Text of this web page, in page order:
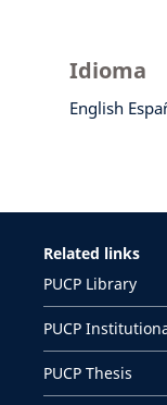
Idioma
English
Related links
PUCP Library
PUCP
PUCP Thesis